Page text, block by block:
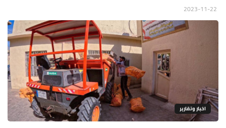
اخبار وتقارير